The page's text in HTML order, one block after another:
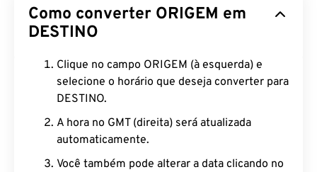
Como converter ORIGEM em
DESTINO
Clique no campo ORIGEM (à esquerda) e
selecione o horário que deseja converter para
DESTINO.
A hora no GMT (direita) será atualizada
automaticamente.
Você também pode alterar a data clicando no